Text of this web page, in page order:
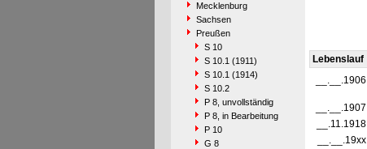
Mecklenburg
Sachsen
Preußen
S 10
S 10.1 (1911)
S 10.1 (1914)
S 10.2
P 8, unvollständig
P 8, in Bearbeitung
P 10
G 8
Lebenslauf
__.__.1906
__.__.1907
__.11.1918
__.__.19xx